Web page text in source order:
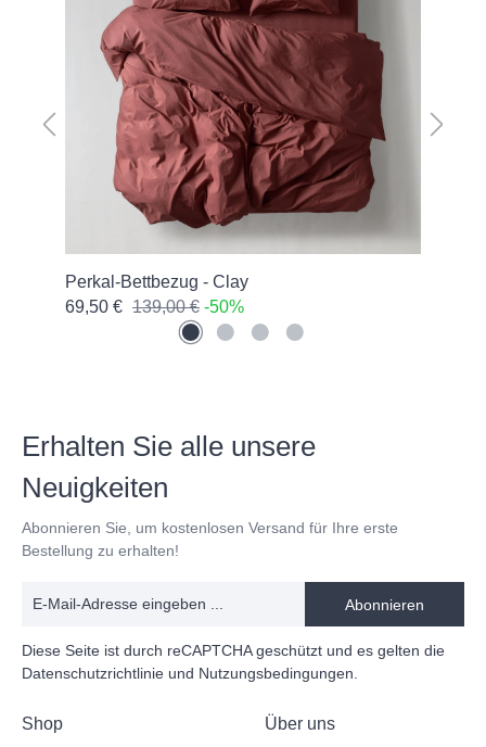
Perkal-Bettbezug - Clay
69,50 € 139,00 € -50%
Shop Über uns
Erhalten Sie alle unsere
Neuigkeiten
Abonnieren Sie, um kostenlosen Versand für Ihre erste
Bestellung zu erhalten!
Abonnieren
Diese Seite ist durch reCAPTCHA geschützt und es gelten die
Datenschutzrichtlinie und Nutzungsbedingungen.